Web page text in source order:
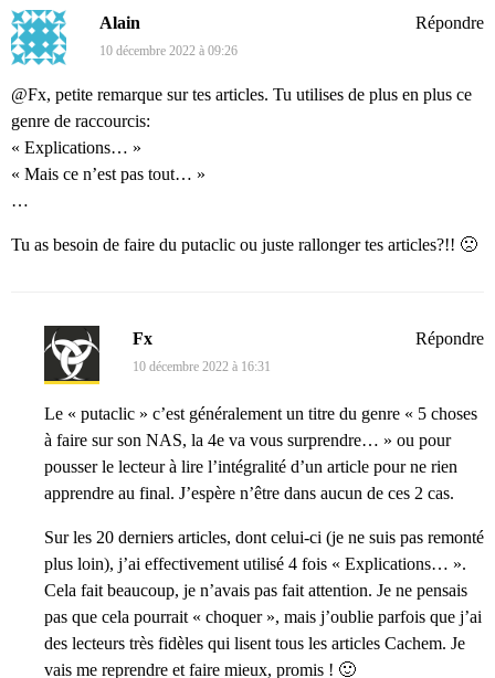
Alain
10 décembre 2022 à 09:26
@Fx, petite remarque sur tes articles. Tu utilises de plus en plus ce
genre de raccourcis:
« Explications… »
« Mais ce n’est pas tout… »
…
Tu as besoin de faire du putaclic ou juste rallonger tes articles?!! 🙁
Répondre
Fx
10 décembre 2022 à 16:31
Le « putaclic » c’est généralement un titre du genre « 5 choses
à faire sur son NAS, la 4e va vous surprendre… » ou pour
pousser le lecteur à lire l’intégralité d’un article pour ne rien
apprendre au final. J’espère n’être dans aucun de ces 2 cas.
Sur les 20 derniers articles, dont celui-ci (je ne suis pas remonté
plus loin), j’ai effectivement utilisé 4 fois « Explications… ».
Cela fait beaucoup, je n’avais pas fait attention. Je ne pensais
pas que cela pourrait « choquer », mais j’oublie parfois que j’ai
des lecteurs très fidèles qui lisent tous les articles Cachem. Je
vais me reprendre et faire mieux, promis ! 🙂
Répondre